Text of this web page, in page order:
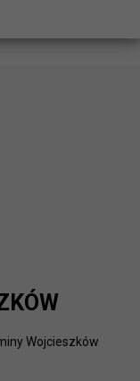
Wojcieszków